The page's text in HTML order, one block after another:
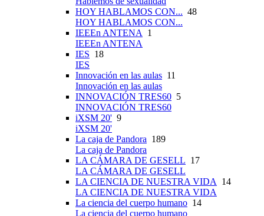
HOY HABLAMOS CON... 48
HOY HABLAMOS CON...
IEEEn ANTENA 1
IEEEn ANTENA
IES 18
IES
Innovación en las aulas 11
Innovación en las aulas
INNOVACIÓN TRES60 5
INNOVACIÓN TRES60
iXSM 20' 9
iXSM 20'
La caja de Pandora 189
La caja de Pandora
LA CÁMARA DE GESELL 17
LA CÁMARA DE GESELL
LA CIENCIA DE NUESTRA VIDA 14
LA CIENCIA DE NUESTRA VIDA
La ciencia del cuerpo humano 14
La ciencia del cuerpo humano